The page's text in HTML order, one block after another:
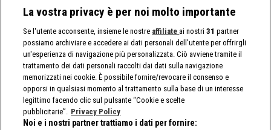
La vostra privacy è per noi molto importante
Se l'utente acconsente, insieme le nostre affiliate ai nostri31 partner
possiamo archiviare e accedere ai dati personali dell'utente per offrirgli
un'esperienza di navigazione più personalizzata. Ciò avviene tramite il
trattamento dei dati personali raccolti dai dati sulla navigazione
memorizzati nei cookie. È possibile fornire/revocare il consenso e
opporsi in qualsiasi momento al trattamento sulla base di un interesse
legittimo facendo clic sul pulsante “Cookie e scelte
pubblicitarie”. Privacy Policy
Noi e i nostri partner trattiamo i dati per fornire: